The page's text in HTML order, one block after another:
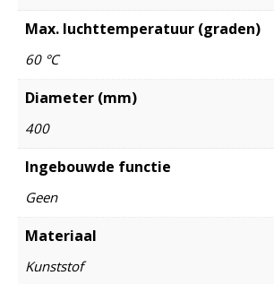
Max. luchttemperatuur (graden)
60 °C
Diameter (mm)
400
Ingebouwde functie
Geen
Materiaal
Kunststof